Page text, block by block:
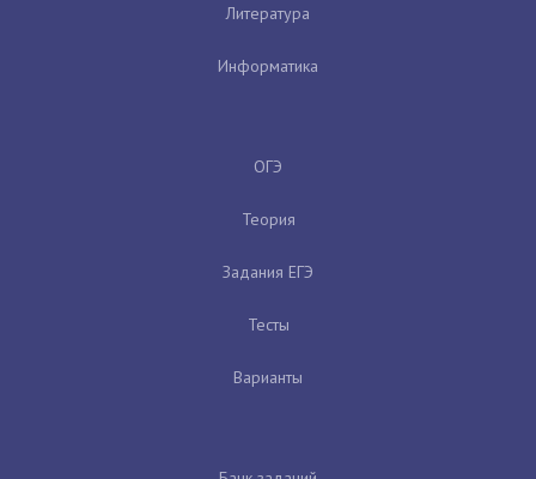
Литература
Информатика
ОГЭ
Теория
Задания ЕГЭ
Тесты
Варианты